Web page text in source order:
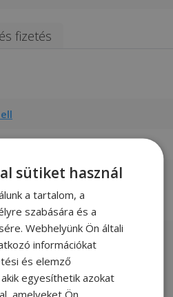
fizetés
Raktáron 10+ db
jó:Megkímélt állapotú
termék, tökéletes műszaki
Gyakran az újjal
állapot. -vásárlói
sütiket használ
a tartalom, a
szabására és a
Webhelyünk Ön általi
információkat
és elemző
egyesíthetik azokat
amelyeket Ön